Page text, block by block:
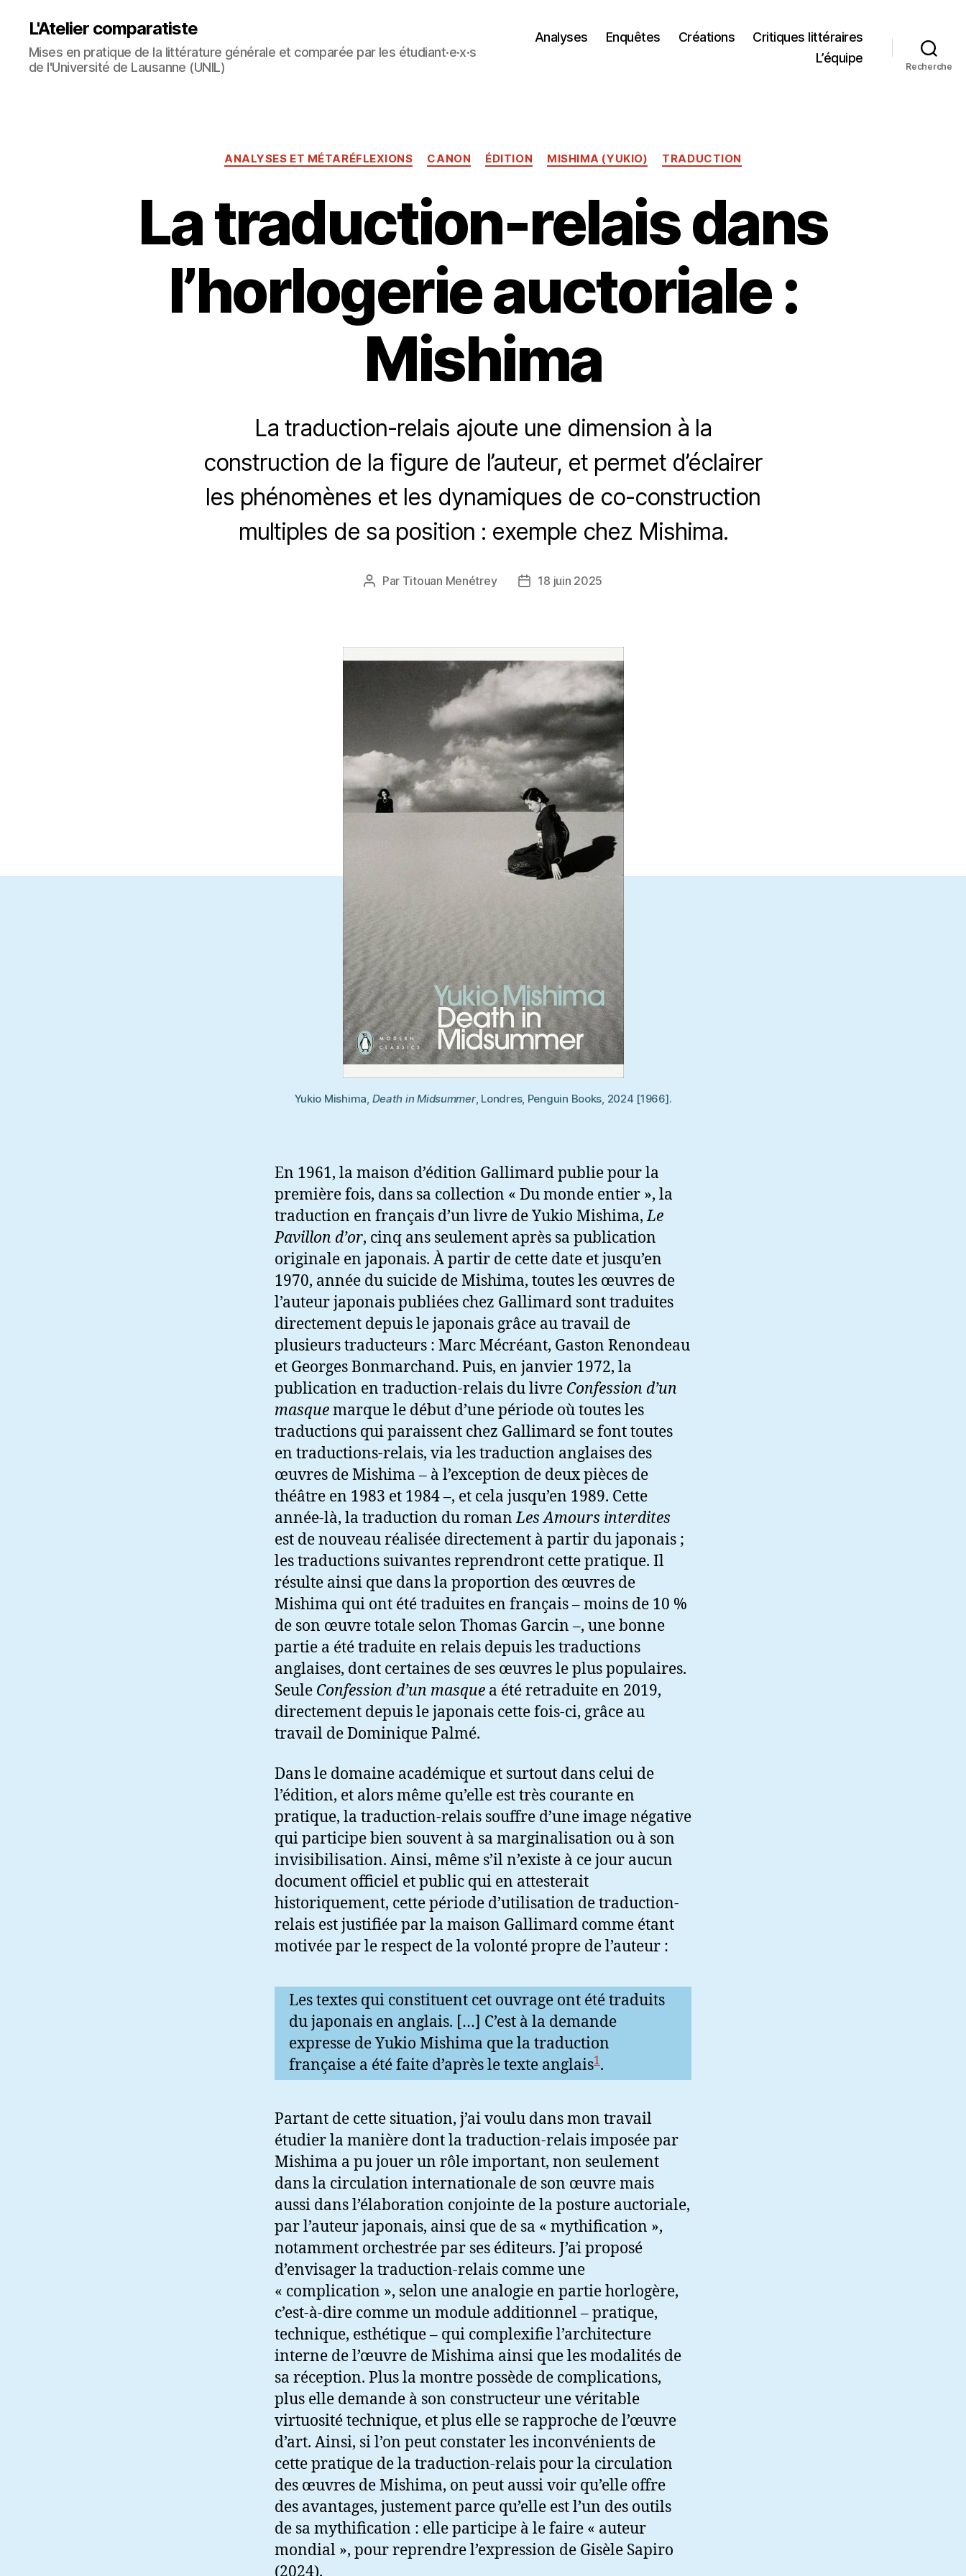
L'Atelier comparatiste
Mises en pratique de la littérature générale et comparée par les étudiant·e·x·s
de l'Université de Lausanne (UNIL)
Analyses Enquêtes Créations
Critiques littéraires
L’équipe
Recherche
Catégories
ANALYSES ET MÉTARÉFLEXIONS CANON ÉDITION MISHIMA (YUKIO) TRADUCTION
La traduction-relais dans
l’horlogerie auctoriale :
Mishima
La traduction-relais ajoute une dimension à la
construction de la figure de l’auteur, et permet d’éclairer
les phénomènes et les dynamiques de co-construction
multiples de sa position : exemple chez Mishima.
Auteur
Par Titouan Menétrey
Date18 juin 2025
Yukio Mishima, Death in Midsummer, Londres, Penguin Books, 2024 [1966].
En 1961, la maison d’édition Gallimard publie pour la
première fois, dans sa collection « Du monde entier », la
traduction en français d’un livre de Yukio Mishima,Le
Pavillon d’or, cinq ans seulement après sa publication
originale en japonais. À partir de cette date et jusqu’en
1970, année du suicide de Mishima, toutes les œuvres de
l’auteur japonais publiées chez Gallimard sont traduites
directement depuis le japonais grâce au travail de
plusieurs traducteurs : Marc Mécréant, Gaston Renondeau
et Georges Bonmarchand. Puis, en janvier 1972, la
publication en traduction-relais du livre Confession d’un
masquemarque le début d’une période où toutes les
traductions qui paraissent chez Gallimard se font toutes
en traductions-relais, via les traduction anglaises des
œuvres de Mishima – à l’exception de deux pièces de
théâtre en 1983 et 1984 –, et cela jusqu’en 1989. Cette
année-là, la traduction du romanLes Amours interdites
est de nouveau réalisée directement à partir du japonais ;
les traductions suivantes reprendront cette pratique. Il
résulte ainsi que dans la proportion des œuvres de
Mishima qui ont été traduites en français – moins de 10 %
de son œuvre totale selon Thomas Garcin –, une bonne
partie a été traduite en relais depuis les traductions
anglaises, dont certaines de ses œuvres le plus populaires.
Seule Confession d’un masque a été retraduite en 2019,
directement depuis le japonais cette fois-ci, grâce au
travail de Dominique Palmé.
Dans le domaine académique et surtout dans celui de
l’édition, et alors même qu’elle est très courante en
pratique, la traduction-relais souffre d’une image négative
qui participe bien souvent à sa marginalisation ou à son
invisibilisation. Ainsi, même s’il n’existe à ce jour aucun
document officiel et public qui en attesterait
historiquement, cette période d’utilisation de traduction-
relais est justifiée par la maison Gallimard comme étant
motivée par le respect de la volonté propre de l’auteur :
Les textes qui constituent cet ouvrage ont été traduits
du japonais en anglais. […] C’est à la demande
expresse de Yukio Mishima que la traduction
française a été faite d’après le texte anglais1.
Partant de cette situation, j’ai voulu dans mon travail
étudier la manière dont la traduction-relais imposée par
Mishima a pu jouer un rôle important, non seulement
dans la circulation internationale de son œuvre mais
aussi dans l’élaboration conjointe de la posture auctoriale,
par l’auteur japonais, ainsi que de sa « mythification »,
notamment orchestrée par ses éditeurs. J’ai proposé
d’envisager la traduction-relais comme une
« complication », selon une analogie en partie horlogère,
c’est-à-dire comme un module additionnel – pratique,
technique, esthétique – qui complexifie l’architecture
interne de l’œuvre de Mishima ainsi que les modalités de
sa réception. Plus la montre possède de complications,
plus elle demande à son constructeur une véritable
virtuosité technique, et plus elle se rapproche de l’œuvre
d’art. Ainsi, si l’on peut constater les inconvénients de
cette pratique de la traduction-relais pour la circulation
des œuvres de Mishima, on peut aussi voir qu’elle offre
des avantages, justement parce qu’elle est l’un des outils
de sa mythification : elle participe à le faire « auteur
mondial », pour reprendre l’expression de Gisèle Sapiro
(2024).